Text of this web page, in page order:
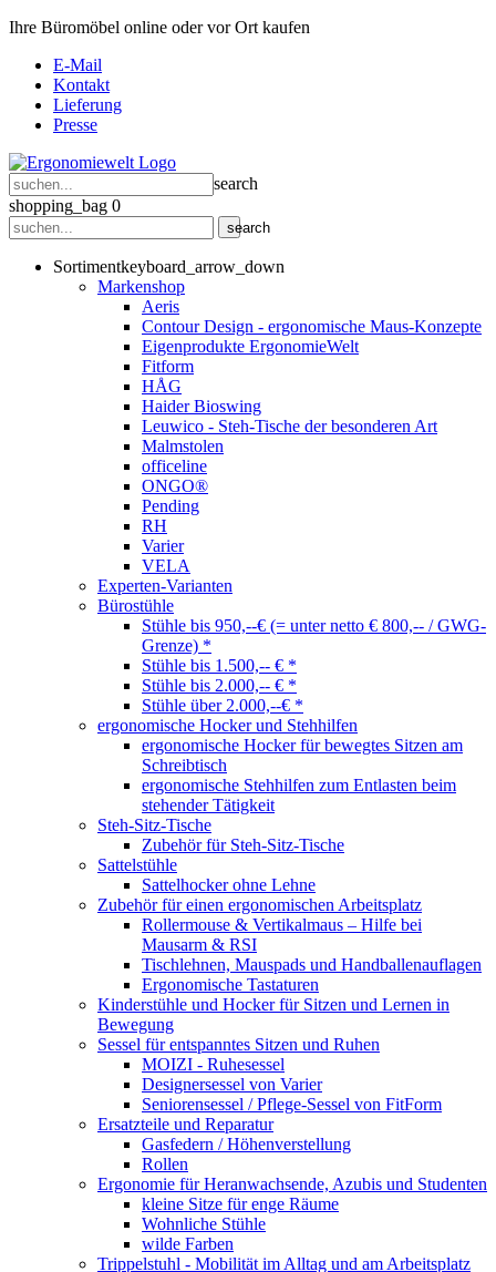
Ihre Büromöbel online oder vor Ort kaufen
E-Mail
Kontakt
Lieferung
Presse
search
shopping_bag 0
search
Sortimentkeyboard_arrow_down
Markenshop
Aeris
Contour Design - ergonomische Maus-Konzepte
Eigenprodukte ErgonomieWelt
Fitform
HÅG
Haider Bioswing
Leuwico - Steh-Tische der besonderen Art
Malmstolen
officeline
ONGO®
Pending
RH
Varier
VELA
Experten-Varianten
Bürostühle
Stühle bis 950,--€ (= unter netto € 800,-- / GWG-
Grenze) *
Stühle bis 1.500,-- € *
Stühle bis 2.000,-- € *
Stühle über 2.000,--€ *
ergonomische Hocker und Stehhilfen
ergonomische Hocker für bewegtes Sitzen am
Schreibtisch
ergonomische Stehhilfen zum Entlasten beim
stehender Tätigkeit
Steh-Sitz-Tische
Zubehör für Steh-Sitz-Tische
Sattelstühle
Sattelhocker ohne Lehne
Zubehör für einen ergonomischen Arbeitsplatz
Rollermouse & Vertikalmaus – Hilfe bei
Mausarm & RSI
Tischlehnen, Mauspads und Handballenauflagen
Ergonomische Tastaturen
Kinderstühle und Hocker für Sitzen und Lernen in
Bewegung
Sessel für entspanntes Sitzen und Ruhen
MOIZI - Ruhesessel
Designersessel von Varier
Seniorensessel / Pflege-Sessel von FitForm
Ersatzteile und Reparatur
Gasfedern / Höhenverstellung
Rollen
Ergonomie für Heranwachsende, Azubis und Studenten
kleine Sitze für enge Räume
Wohnliche Stühle
wilde Farben
Trippelstuhl - Mobilität im Alltag und am Arbeitsplatz